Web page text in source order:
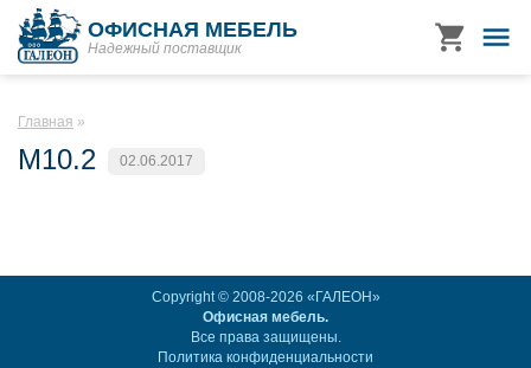
ОФИСНАЯ МЕБЕЛЬ
Надежный поставщик
Главная
M10.2 02.06.2017
Copyright © 2008-2026 «ГАЛЕОН»
Офисная мебель.
Все права защищены.
Политика конфиденциальности